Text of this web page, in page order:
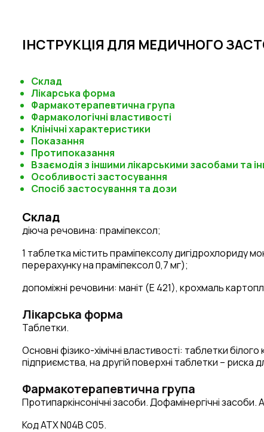
ІНСТРУКЦІЯ ДЛЯ МЕДИЧНОГО
Склад
Лікарська форма
Фармакотерапевтична група
Фармакологічні властивості
Клінічні характеристики
Показання
Протипоказання
Взаємодія з іншими лікарськими засобами та
Особливості застосування
Спосіб застосування та дози
Склад
діюча речовина: праміпексол;
1 таблетка містить праміпексолу дигідрохлориду
перерахунку на праміпексол 0,7 мг);
допоміжні речовини: маніт (Е 421), крохмаль
Лікарська форма
Таблетки.
Основні фізико-хімічні властивості: таблетки
підприємства, на другій поверхні таблетки – риска
Фармакотерапевтична група
Протипаркінсонічні засоби. Дофамінергічні
Код АТХ N04B C05.